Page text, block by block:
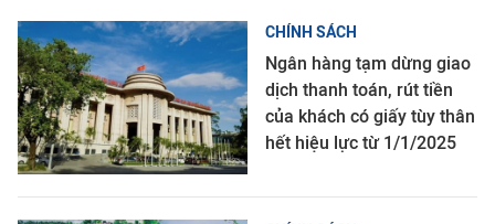
CHÍNH SÁCH
Ngân hàng tạm dừng giao
dịch thanh toán, rút tiền
của khách có giấy tùy thân
hết hiệu lực từ 1/1/2025